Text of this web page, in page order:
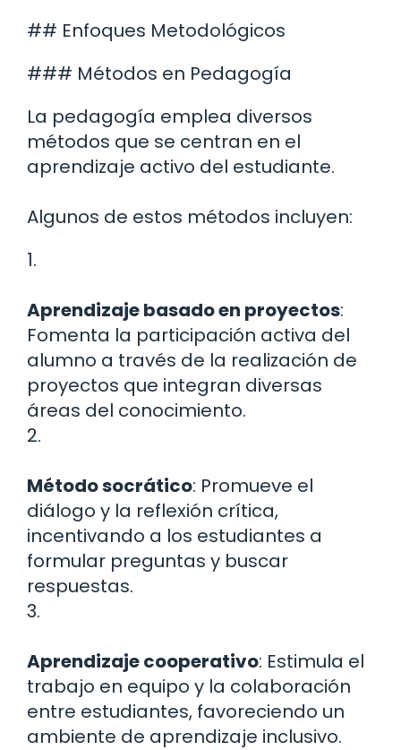
## Enfoques Metodológicos
### Métodos en Pedagogía
La pedagogía emplea diversos
métodos que se centran en el
aprendizaje activo del estudiante.
Algunos de estos métodos incluyen:
1.
Aprendizaje basado en proyectos:
Fomenta la participación activa del
alumno a través de la realización de
proyectos que integran diversas
áreas del conocimiento.
2.
Método socrático: Promueve el
diálogo y la reflexión crítica,
incentivando a los estudiantes a
formular preguntas y buscar
respuestas.
3.
Aprendizaje cooperativo: Estimula el
trabajo en equipo y la colaboración
entre estudiantes, favoreciendo un
ambiente de aprendizaje inclusivo.